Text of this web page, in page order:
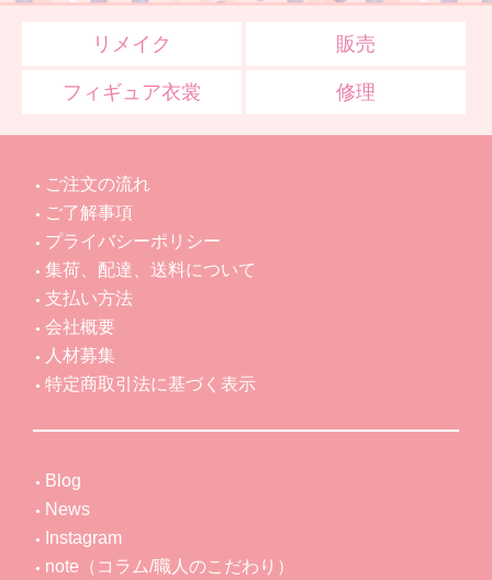
リメイク 販売
フィギュア衣裳 修理
ご注文の流れ
ご了解事項
プライバシーポリシー
集荷、配達、送料について
支払い方法
会社概要
人材募集
特定商取引法に基づく表示
Blog
News
Instagram
note（コラム/職人のこだわり）